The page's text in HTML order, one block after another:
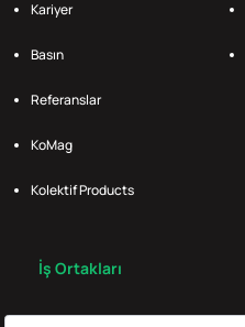
Kariyer
Basın
Referanslar
KoMag
Kolektif Products
İş Ortakları